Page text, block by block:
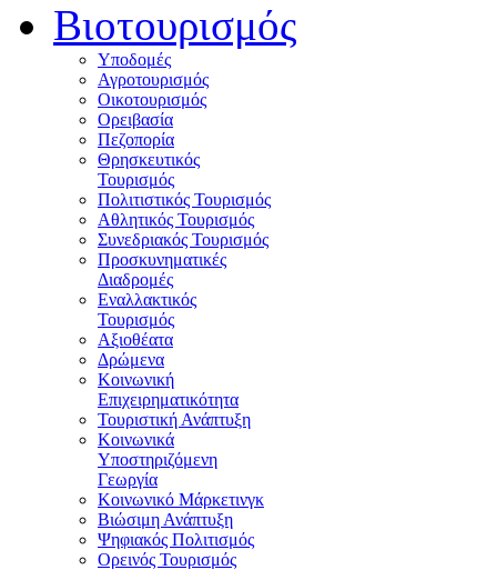
Βιοτουρισμός
Υποδομές
Αγροτουρισμός
Οικοτουρισμός
Ορειβασία
Πεζοπορία
Θρησκευτικός
Τουρισμός
Πολιτιστικός Τουρισμός
Αθλητικός Τουρισμός
Συνεδριακός Τουρισμός
Προσκυνηματικές
Διαδρομές
Εναλλακτικός
Τουρισμός
Αξιοθέατα
Δρώμενα
Κοινωνική
Επιχειρηματικότητα
Τουριστική Ανάπτυξη
Κοινωνικά
Υποστηριζόμενη
Γεωργία
Κοινωνικό Μάρκετινγκ
Βιώσιμη Ανάπτυξη
Ψηφιακός Πολιτισμός
Ορεινός Τουρισμός